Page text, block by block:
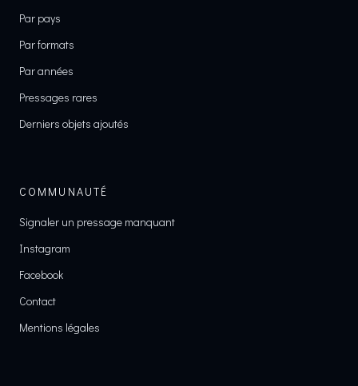
Par pays
Par formats
Par années
Pressages rares
Derniers objets ajoutés
COMMUNAUTÉ
Signaler un pressage manquant
Instagram
Facebook
Contact
Mentions légales